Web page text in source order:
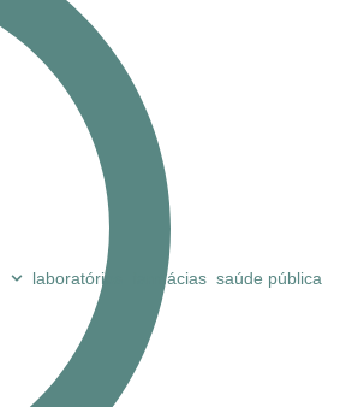
laboratórios farmácias saúde pública